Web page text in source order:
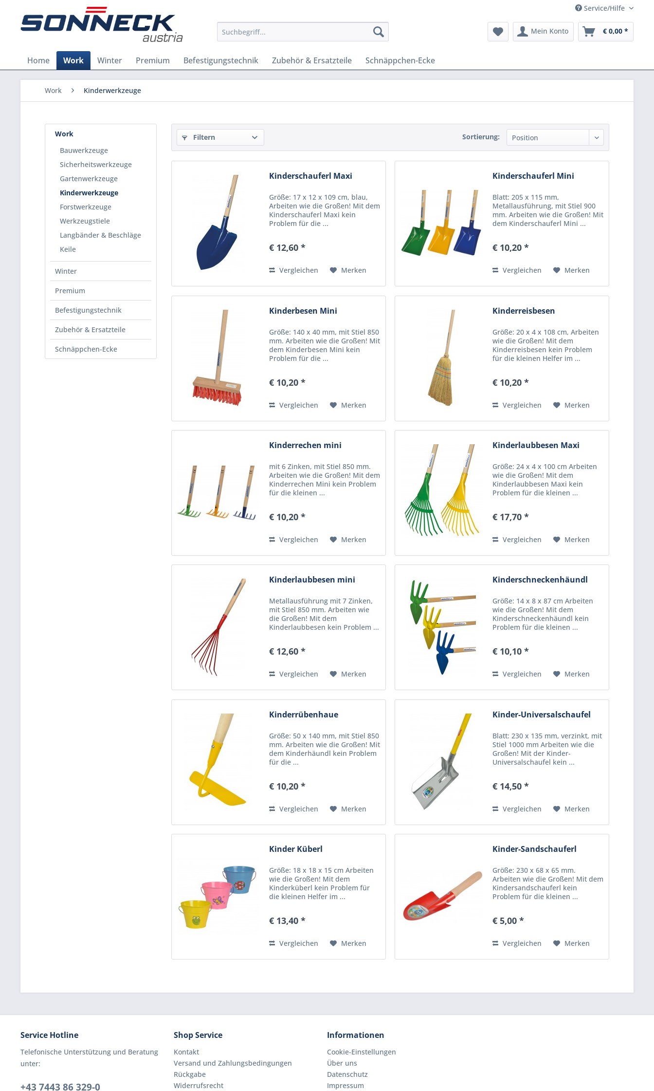
Service/Hilfe
Mein Konto € 0,00 *
Home Work Winter Premium Befestigungstechnik Zubehör & Ersatzteile Schnäppchen-Ecke
Work Kinderwerkzeuge
Work
Bauwerkzeuge
Sicherheitswerkzeuge
Gartenwerkzeuge
Kinderwerkzeuge
Forstwerkzeuge
Werkzeugstiele
Langbänder & Beschläge
Keile
Winter
Premium
Befestigungstechnik
Zubehör & Ersatzteile
Schnäppchen-Ecke
Filtern Sortierung:
Kinderschauferl Maxi
Größe: 17 x 12 x 109 cm, blau,
Arbeiten wie die Großen! Mit dem
Kinderschauferl Maxi kein
Problem für die ...
€ 12,60 *
Vergleichen Merken
Kinderschauferl Mini
Blatt: 205 x 115 mm,
Metallausführung, mit Stiel 900
mm. Arbeiten wie die Großen! Mit
dem Kinderschauferl Mini ...
€ 10,20 *
Vergleichen Merken
Kinderbesen Mini
Größe: 140 x 40 mm, mit Stiel 850
mm. Arbeiten wie die Großen! Mit
dem Kinderbesen Mini kein
Problem für die ...
€ 10,20 *
Vergleichen Merken
Kinderreisbesen
Größe: 20 x 4 x 108 cm, Arbeiten
wie die Großen! Mit dem
Kinderreisbesen kein Problem
für die kleinen Helfer im ...
€ 10,20 *
Vergleichen Merken
Kinderrechen mini
mit 6 Zinken, mit Stiel 850 mm.
Arbeiten wie die Großen! Mit dem
Kinderrechen Mini kein Problem
für die kleinen ...
€ 10,20 *
Vergleichen Merken
Kinderlaubbesen Maxi
Größe: 24 x 4 x 100 cm Arbeiten
wie die Großen! Mit dem
Kinderlaubbesen Maxi kein
Problem für die kleinen ...
€ 17,70 *
Vergleichen Merken
Kinderlaubbesen mini
Metallausführung mit 7 Zinken,
mit Stiel 850 mm. Arbeiten wie
die Großen! Mit dem
Kinderlaubbesen kein Problem ...
€ 12,60 *
Vergleichen Merken
Kinderschneckenhäundl
Größe: 14 x 8 x 87 cm Arbeiten
wie die Großen! Mit dem
Kinderschneckenhäundl kein
Problem für die kleinen ...
€ 10,10 *
Vergleichen Merken
Kinderrübenhaue
Größe: 50 x 140 mm, mit Stiel 850
mm. Arbeiten wie die Großen! Mit
dem Kinderhäundl kein Problem
für die ...
€ 10,20 *
Vergleichen Merken
Kinder-Universalschaufel
Blatt: 230 x 135 mm, verzinkt, mit
Stiel 1000 mm Arbeiten wie die
Großen! Mit der Kinder-
Universalschaufel kein ...
€ 14,50 *
Vergleichen Merken
Kinder Küberl
Größe: 18 x 18 x 15 cm Arbeiten
wie die Großen! Mit dem
Kinderküberl kein Problem für
die kleinen Helfer im ...
€ 13,40 *
Vergleichen Merken
Kinder-Sandschauferl
Größe: 230 x 68 x 65 mm.
Arbeiten wie die Großen! Mit dem
Kindersandschauferl kein
Problem für die kleinen ...
€ 5,00 *
Vergleichen Merken
Service Hotline
Telefonische Unterstützung und Beratung
unter:
+43 7443 86 329-0
Shop Service
Kontakt
Versand und Zahlungsbedingungen
Rückgabe
Widerrufsrecht
Informationen
Cookie-Einstellungen
Über uns
Datenschutz
Impressum